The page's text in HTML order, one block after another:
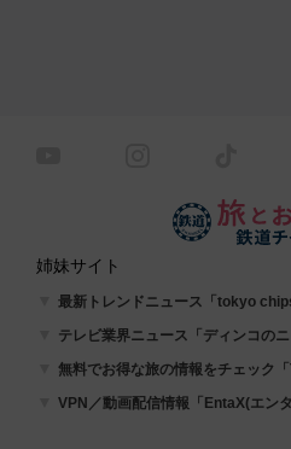
姉妹サイト
最新トレンドニュース「tokyo
テレビ業界ニュース「ディンコのニ
無料でお得な旅の情報をチェック「
VPN／動画配信情報「EntaX(エンタ